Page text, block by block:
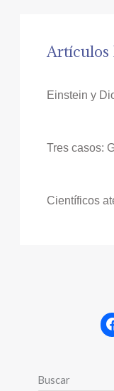
Artículos
Einstein y
Tres casos:
Científicos
Buscar